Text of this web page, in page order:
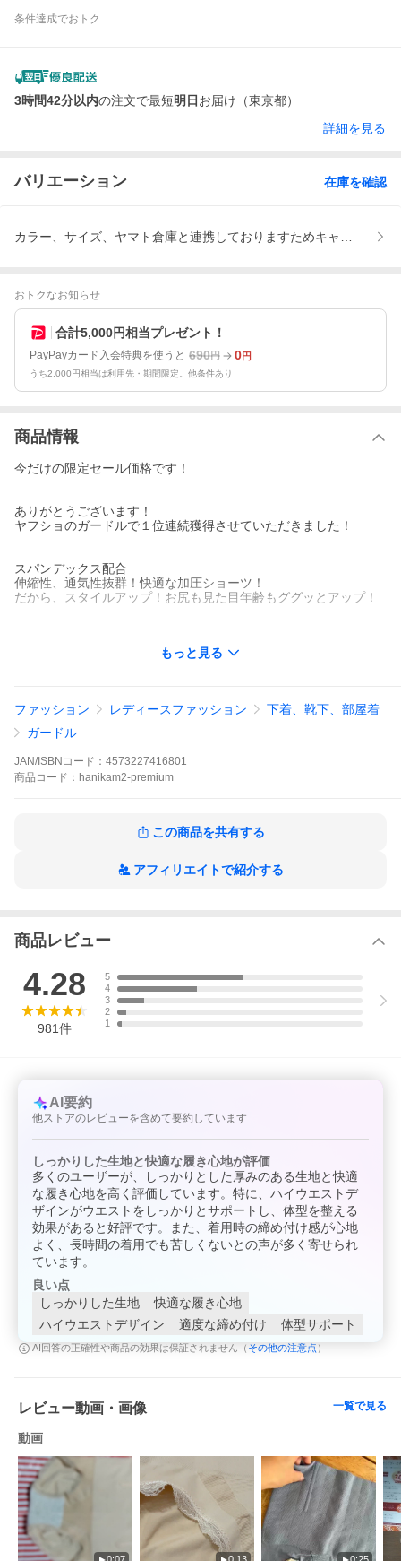
条件達成でおトク
3時間42分以内の注文で最短明日 お届け（東京都）
詳細を見る
バリエーション 在庫を確認
カラー、サイズ、ヤマト倉庫と連携しておりますためキャンセル・
おトクなお知らせ
合計5,000円相当プレゼント！
PayPayカード入会特典を使うと 690円 0円
うち2,000円相当は利用先・期間限定。他条件あり
商品情報
今だけの限定セール価格です！
ありがとうございます！
ヤフショのガードルで１位連続獲得させていただきました！
スパンデックス配合
伸縮性、通気性抜群！快適な加圧ショーツ！
だから、スタイルアップ！お尻も見た目年齢もググッとアップ！
その場で、即、体型変化！
【ポイント】
ポイント１
お腹周りに内臓された形状記憶ボーンがお腹を引き締め、
競泳水着などにも使用される、伸縮性の高い素材「スパンデック
柔らかくよく伸びるので、動きを邪魔せず、１日中快適に過ごせ
た。
ポイント４
レース部分は可愛いだけじゃなく、股部分の食い込みを防ぎま
す。
また、デニムやタイトスカートにも響きにくくなっています。
お買い上げ明細書（納品書）】のペーパーレス
ご協力をお願い致します。
当店では、お客様の個人情報保護の観点ならびに、環境保全の一
環として
お買い上げ明細書（納品書）の同梱を廃止 させていただいており
ます。
ご協力を宜しくお願い致します 。
【ご注文明細書について】
弊店ではご希望いただいた方のみにご注文明細書（納品書）を発
ご注文明細書（納品書） は、基本的には納品を確認していただく
書類なので、
一緒に発送になりますが、
いたします。
どうしても紙でのご希望の方は、お荷物に同梱の場合のみお受け
大変お手数ですがご注文の際、要望欄にご記述ください。
【領収書について】
2020年4月16日よりお客様ご自身で領収書発行ができるようにな
りました。
「注文履歴一覧ページ」「注文履歴詳細ページ」に［領収書を発
もっと見る
ファッション レディースファッション
下着、靴下、部屋着
ガードル
JAN/ISBNコード： 4573227416801
商品 コード： hanikam2-premium
この商品を共有する
アフィリエイトで紹介する
商品レビュー
4.28
981件
5
4
3
2
1
AI要約
他ストアのレビューを含めて要約しています
しっかりした生地と快適な履き心地が評価
多くのユーザーが、しっかりとした厚みのある生地と快適
な履き心地を高く評価しています。特に、ハイウエストデ
ザインがウエストをしっかりとサポートし、体型を整える
効果があると好評です。また、着用時の締め付け感が心地
よく、長時間の着用でも苦しくないとの声が多く寄せられ
ています。
良い点
しっかりした生地
快適な履き心地
ハイウエストデザイン
適度な締め付け 体型サポート
AI回答の正確性や商品の効果は保証されません（ その他の注意点 ）
レビュー動画・画像 一覧で見る
動画